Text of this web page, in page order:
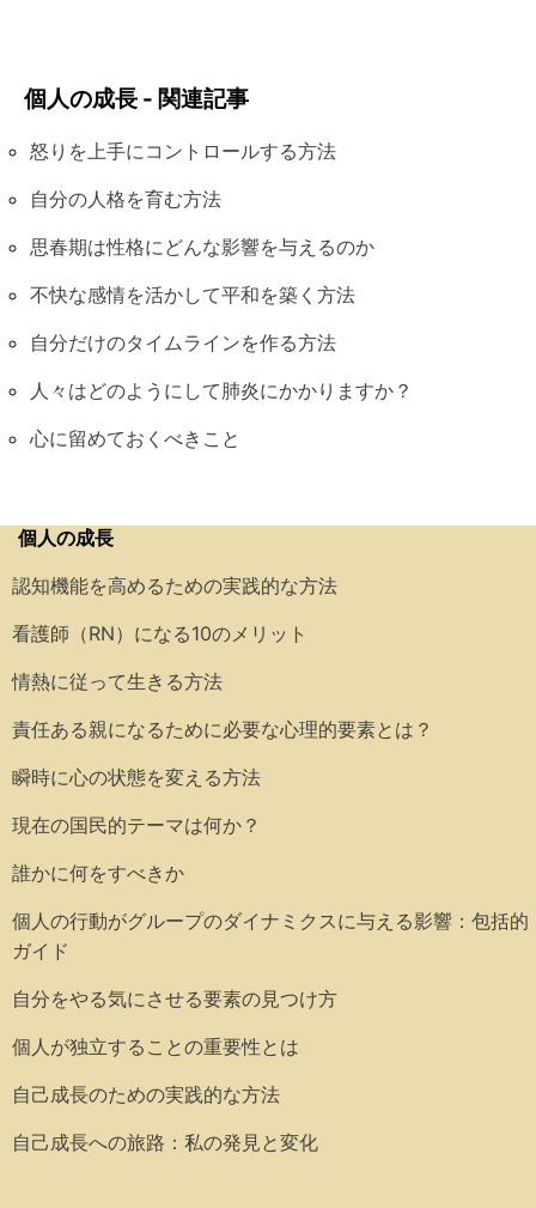
個人の成長 - 関連記事
怒りを上手にコントロールする方法
自分の人格を育む方法
思春期は性格にどんな影響を与えるのか
不快な感情を活かして平和を築く方法
自分だけのタイムラインを作る方法
人々はどのようにして肺炎にかかりますか？
心に留めておくべきこと
個人の成長
認知機能を高めるための実践的な方法
看護師（RN）になる10のメリット
情熱に従って生きる方法
責任ある親になるために必要な心理的要素とは？
瞬時に心の状態を変える方法
現在の国民的テーマは何か？
誰かに何をすべきか
個人の行動がグループのダイナミクスに与える影響：包括的
ガイド
自分をやる気にさせる要素の見つけ方
個人が独立することの重要性とは
自己成長のための実践的な方法
自己成長への旅路：私の発見と変化